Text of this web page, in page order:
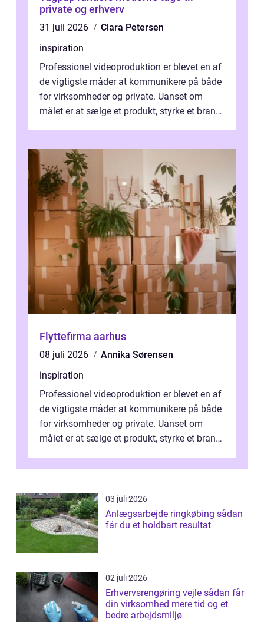
private og erhverv
31 juli 2026
Clara Petersen
inspiration
Professionel videoproduktion er blevet en af
de vigtigste måder at kommunikere på både
for virksomheder og private. Uanset om
målet er at sælge et produkt, styrke et brand,
Flyttefirma aarhus
08 juli 2026
Annika Sørensen
inspiration
Professionel videoproduktion er blevet en af
de vigtigste måder at kommunikere på både
for virksomheder og private. Uanset om
målet er at sælge et produkt, styrke et brand,
03 juli 2026
Anlægsarbejde ringkøbing sådan
får du et holdbart resultat
02 juli 2026
Erhvervsrengøring vejle sådan får
din virksomhed mere tid og et
bedre arbejdsmiljø